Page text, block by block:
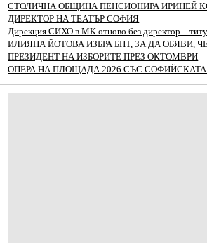
СТОЛИЧНА ОБЩИНА ПЕНСИОНИРА ИРИНЕЙ
ДИРЕКТОР НА ТЕАТЪР СОФИЯ
Дирекция СИХО в МК отново без директор –
ИЛИЯНА ЙОТОВА ИЗБРА БНТ, ЗА ДА ОБЯВИ,
ПРЕЗИДЕНТ НА ИЗБОРИТЕ ПРЕЗ ОКТОМВРИ
ОПЕРА НА ПЛОЩАДА 2026 СЪС СОФИЙСКАТА